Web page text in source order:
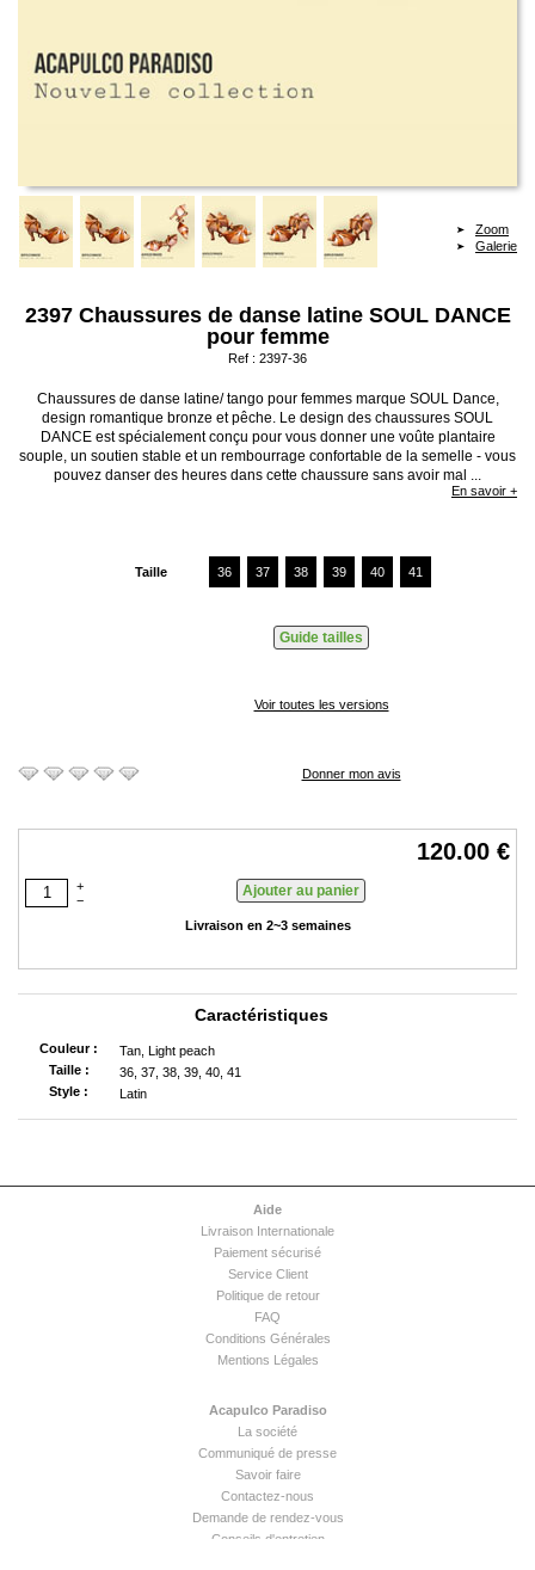
Zoom
Galerie
2397 Chaussures de danse latine SOUL DANCE
pour femme
Ref : 2397-36
Chaussures de danse latine/ tango pour femmes marque SOUL Dance,
design romantique bronze et pêche. Le design des chaussures SOUL
DANCE est spécialement conçu pour vous donner une voûte plantaire
souple, un soutien stable et un rembourrage confortable de la semelle - vous
pouvez danser des heures dans cette chaussure sans avoir mal ...
En savoir +
Taille 36 37 38 39 40 41
Guide tailles
Voir toutes les versions
Donner mon avis
120.00 €
+
−
Livraison en 2~3 semaines
Caractéristiques
Couleur :
Tan, Light peach
Taille :
36, 37, 38, 39, 40, 41
Style :
Latin
Aide
Livraison Internationale
Paiement sécurisé
Service Client
Politique de retour
FAQ
Conditions Générales
Mentions Légales
Acapulco Paradiso
La société
Communiqué de presse
Savoir faire
Contactez-nous
Demande de rendez-vous
Conseils d'entretien